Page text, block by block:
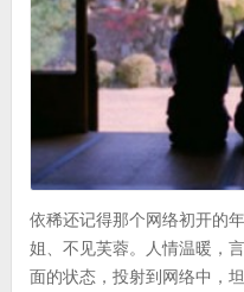
依稀还记得那个网络初开的
姐、不见芙蓉。人情温暖，
面的状态，投射到网络中，